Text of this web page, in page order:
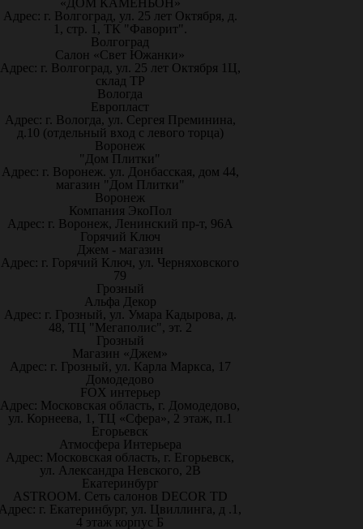
Адрес: г. Волгоград, ул. 25 лет Октября, д.
1, стр. 1, ТК "Фаворит".
Волгоград
Салон «Свет Южанки»
Адрес: г. Волгоград, ул. 25 лет Октября 1Ц,
склад ТР
Вологда
Европласт
Адрес: г. Вологда, ул. Сергея Преминина,
д.10 (отдельный вход с левого торца)
Воронеж
"Дом Плитки"
Адрес: г. Воронеж. ул. Донбасская, дом 44,
магазин "Дом Плитки"
Воронеж
Компания ЭкоПол
Адрес: г. Воронеж, Ленинский пр-т, 96А
Горячий Ключ
Джем - магазин
Адрес: г. Горячий Ключ, ул. Черняховского
79
Грозный
Альфа Декор
Адрес: г. Грозный, ул. Умара Кадырова, д.
48, ТЦ "Мегаполис", эт. 2
Грозный
Магазин «Джем»
Адрес: г. Грозный, ул. Карла Маркса, 17
Домодедово
FOX интерьер
Адрес: Московская область, г. Домодедово,
ул. Корнеева, 1, ТЦ «Сфера», 2 этаж, п.1
Егорьевск
Атмосфера Интерьера
Адрес: Московская область, г. Егорьевск,
ул. Александра Невского, 2В
Екатеринбург
ASTROOM. Сеть салонов DECOR TD
г. Екатеринбург, ул. Цвиллинга, д .1,
4 этаж корпус Б